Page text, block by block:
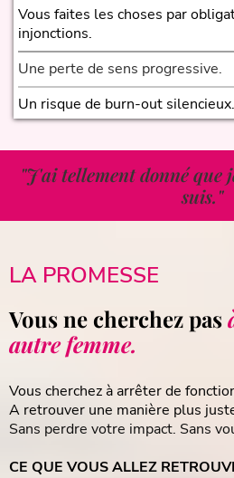
Vous faites les choses par
injonctions.
Une perte de sens progressive.
Un risque de burn-out silencieux.
"J'ai tellement donné que
suis."
LA PROMESSE
Vous ne cherchez pas
autre femme.
Vous cherchez à arrêter de
A retrouver une manière plus
Sans perdre votre impact. Sans
CE QUE VOUS ALLEZ